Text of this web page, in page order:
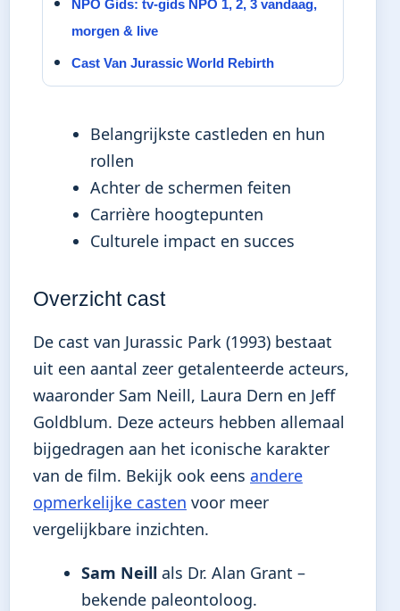
NPO Gids: tv-gids NPO 1, 2, 3 vandaag,
morgen & live
Cast Van Jurassic World Rebirth
Belangrijkste castleden en hun
rollen
Achter de schermen feiten
Carrière hoogtepunten
Culturele impact en succes
Overzicht cast
De cast van Jurassic Park (1993) bestaat
uit een aantal zeer getalenteerde acteurs,
waaronder Sam Neill, Laura Dern en Jeff
Goldblum. Deze acteurs hebben allemaal
bijgedragen aan het iconische karakter
van de film. Bekijk ook eens andere
opmerkelijke casten voor meer
vergelijkbare inzichten.
Sam Neill als Dr. Alan Grant –
bekende paleontoloog.